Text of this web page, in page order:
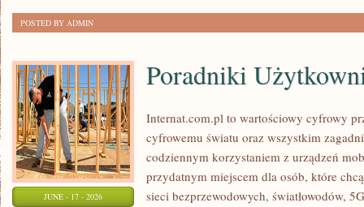
POSTED BY ADMIN
JUNE - 17 - 2026
Poradniki
Internat.com.pl to wartościowy cyfrowy
cyfrowemu światu oraz wszystkim
codziennym korzystaniem z urządzeń
przydatnym miejscem dla osób, które
sieci bezprzewodowych, światłowodów,